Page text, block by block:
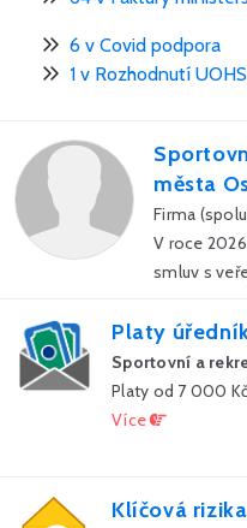
6 v Covid podpora
1 v Rozhodnutí UOHS
města
Firma
V roce
smluv s
Platy
Sportovní a
Platy od 7 000
Více
Klíčová rizika